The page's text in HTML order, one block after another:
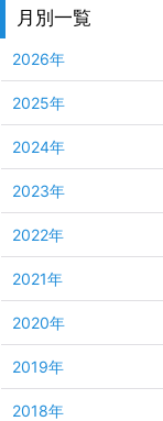
月別一覧
2026年
2025年
2024年
2023年
2022年
2021年
2020年
2019年
2018年